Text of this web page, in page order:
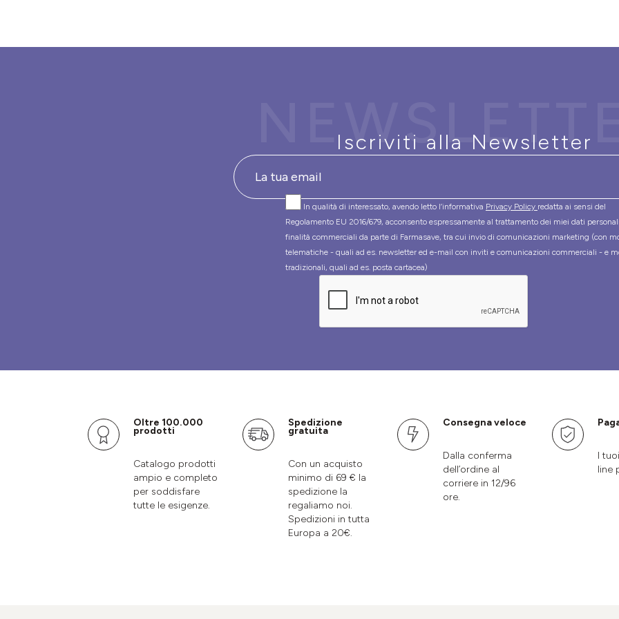
Iscriviti alla Newsletter
In qualità di interessato, avendo letto l’informativa Privacy Policy redatta ai sensi del
Regolamento EU 2016/679, acconsento espressamente al trattamento dei miei dati
finalità commerciali da parte di Farmasave, tra cui invio di comunicazioni marketing (con
telematiche - quali ad es. newsletter ed e-mail con inviti e comunicazioni commerciali - e
tradizionali, quali ad es. posta cartacea)
Oltre 100.000
prodotti
Catalogo prodotti
ampio e completo
per soddisfare
tutte le esigenze.
Spedizione
gratuita
Con un acquisto
minimo di 69 € la
spedizione la
regaliamo noi.
Spedizioni in tutta
Europa a 20€.
Consegna veloce
Dalla conferma
dell’ordine al
corriere in 12/96
ore.
I
line